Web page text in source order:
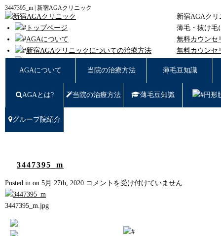
3447395_m | 新宿AGAクリニック
トップページ
AGAについて
新宿AGAクリニックについての治療方法
円形脱毛
症例写真
治療の流れ
無料カウンセリング WEB予約はこちら／お問
プライバシーポリシー
無料相談窓口
ご予約はこちら
東京都新宿区西新宿7-20-2 愛美堂ビル7階
受付時間11:00~20:00 年中無休
新宿AGAクリ
薄毛・抜け毛
無料カウンセ
無料カウンセ
AGAについて
当院の治療方法 薄毛豆知識
AGAとは? 当院の治療方法 薄毛豆知識 円形
グループ院紹介
3447395_m
Posted in on 5月 27th, 2020 3447395_m
コメントを受け付けていません
3447395_m.jpg